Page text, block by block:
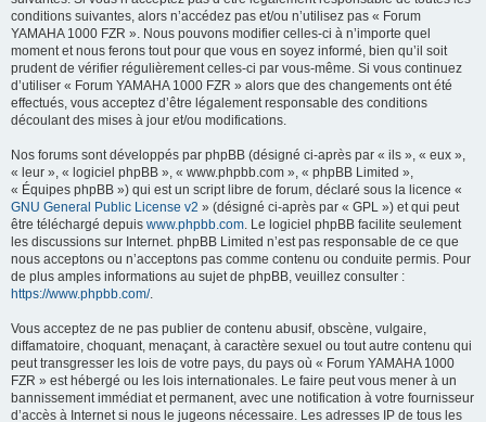
conditions suivantes, alors n’accédez pas et/ou n’utilisez pas « Forum
YAMAHA 1000 FZR ». Nous pouvons modifier celles-ci à n’importe quel
moment et nous ferons tout pour que vous en soyez informé, bien qu’il soit
prudent de vérifier régulièrement celles-ci par vous-même. Si vous continuez
d’utiliser « Forum YAMAHA 1000 FZR » alors que des changements ont été
effectués, vous acceptez d’être légalement responsable des conditions
découlant des mises à jour et/ou modifications.
Nos forums sont développés par phpBB (désigné ci-après par « ils », « eux »,
« leur », « logiciel phpBB », « www.phpbb.com », « phpBB Limited »,
« Équipes phpBB ») qui est un script libre de forum, déclaré sous la licence «
GNU General Public License v2 » (désigné ci-après par « GPL ») et qui peut
être téléchargé depuis www.phpbb.com. Le logiciel phpBB facilite seulement
les discussions sur Internet. phpBB Limited n’est pas responsable de ce que
nous acceptons ou n’acceptons pas comme contenu ou conduite permis. Pour
de plus amples informations au sujet de phpBB, veuillez consulter :
https://www.phpbb.com/.
Vous acceptez de ne pas publier de contenu abusif, obscène, vulgaire,
diffamatoire, choquant, menaçant, à caractère sexuel ou tout autre contenu qui
peut transgresser les lois de votre pays, du pays où « Forum YAMAHA 1000
FZR » est hébergé ou les lois internationales. Le faire peut vous mener à un
bannissement immédiat et permanent, avec une notification à votre fournisseur
d’accès à Internet si nous le jugeons nécessaire. Les adresses IP de tous les